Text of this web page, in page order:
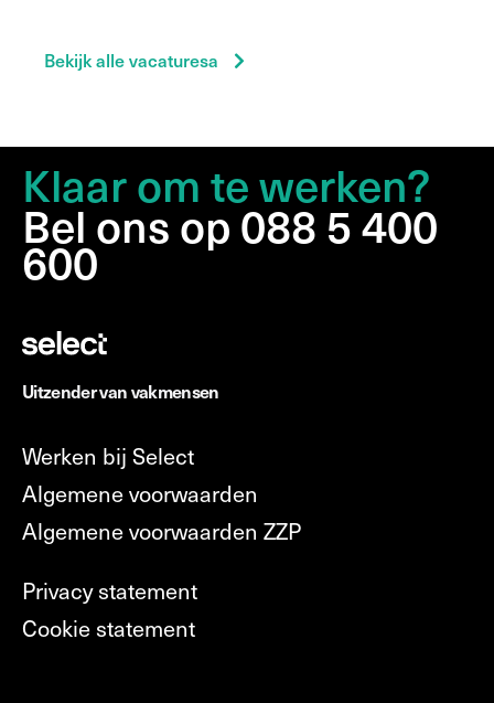
Bekijk alle vacaturesa
Klaar om te werken?
Bel ons op 088 5 400
600
Uitzender van vakmensen
Werken bij Select
Algemene voorwaarden
Algemene voorwaarden ZZP
Privacy statement
Cookie statement